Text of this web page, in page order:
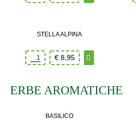
STELLA ALPINA
€8,95
ERBE AROMATICHE
BASILICO